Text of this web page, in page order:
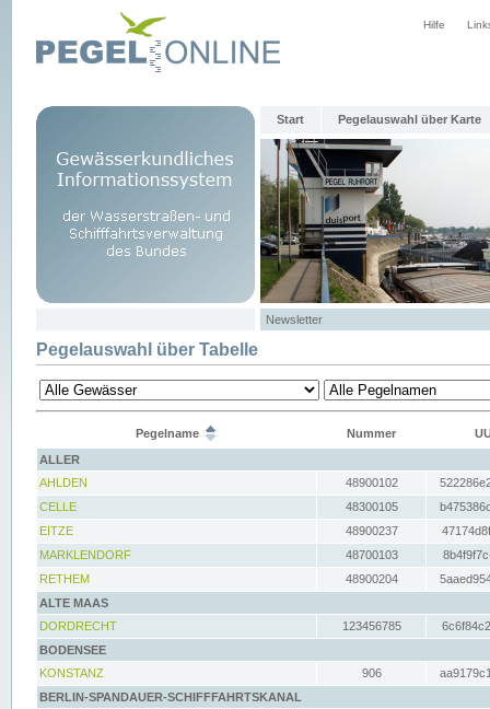
Hilfe
Start Pegelauswahl über Karte
Newsletter
Pegelauswahl über Tabelle
Pegelname Nummer
ALLER
AHLDEN
48900102
CELLE
48300105
EITZE
48900237
MARKLENDORF
48700103
RETHEM
48900204
ALTE MAAS
DORDRECHT
123456785
BODENSEE
KONSTANZ
906
BERLIN-SPANDAUER-SCHIFFFAHRTSKANAL